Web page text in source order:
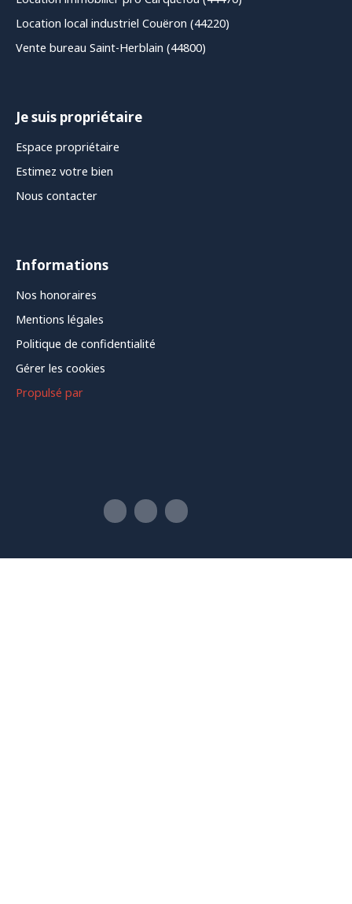
Location local industriel Couëron (44220)
Vente bureau Saint-Herblain (44800)
Je suis propriétaire
Espace propriétaire
Estimez votre bien
Nous contacter
Informations
Nos honoraires
Mentions légales
Politique de confidentialité
Gérer les cookies
Propulsé par